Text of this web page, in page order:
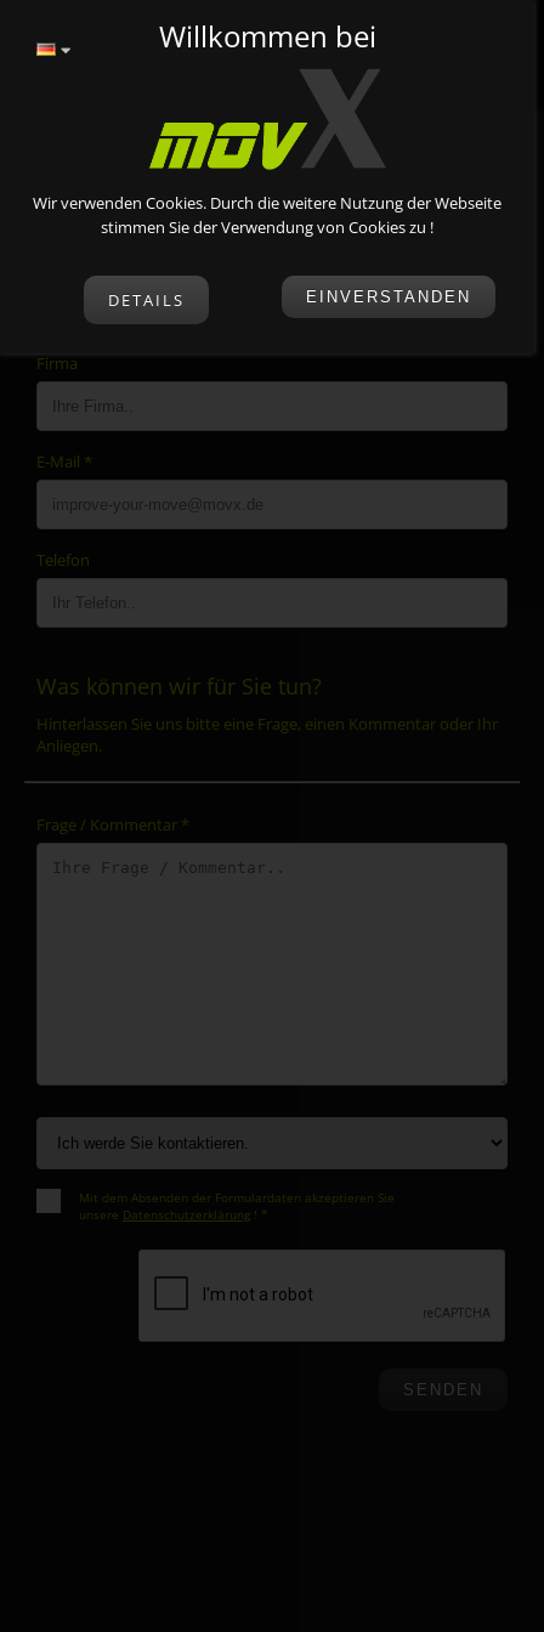
Willkommen bei
Wir verwenden Cookies. Durch die weitere Nutzung der Webseite
stimmen Sie der Verwendung von Cookies zu !
DETAILS EINVERSTANDEN
Firma
E-Mail *
Telefon
Was können wir für Sie tun?
Hinterlassen Sie uns bitte eine Frage, einen Kommentar oder Ihr
Anliegen.
Frage / Kommentar *
Mit dem Absenden der Formulardaten akzeptieren Sie
unsere Datenschutzerklärung ! *
SENDEN